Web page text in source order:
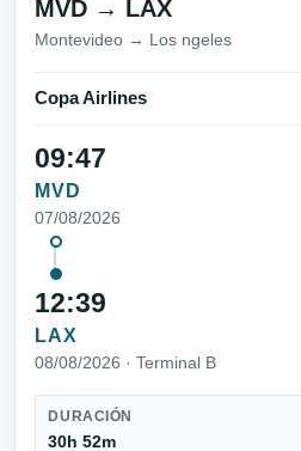
MVD → LAX
Montevideo → Los ngeles
Copa Airlines
09:47
MVD
07/08/2026
12:39
LAX
08/08/2026 · Terminal B
DURACIÓN
30h 52m